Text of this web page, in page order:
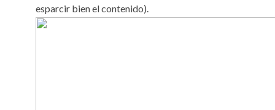
esparcir bien el contenido).